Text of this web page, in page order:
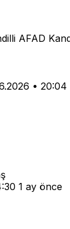
AFAD
• 20:04
1 ay önce